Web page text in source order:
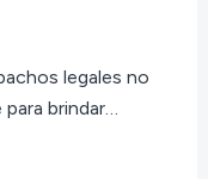
legales no
brindar…